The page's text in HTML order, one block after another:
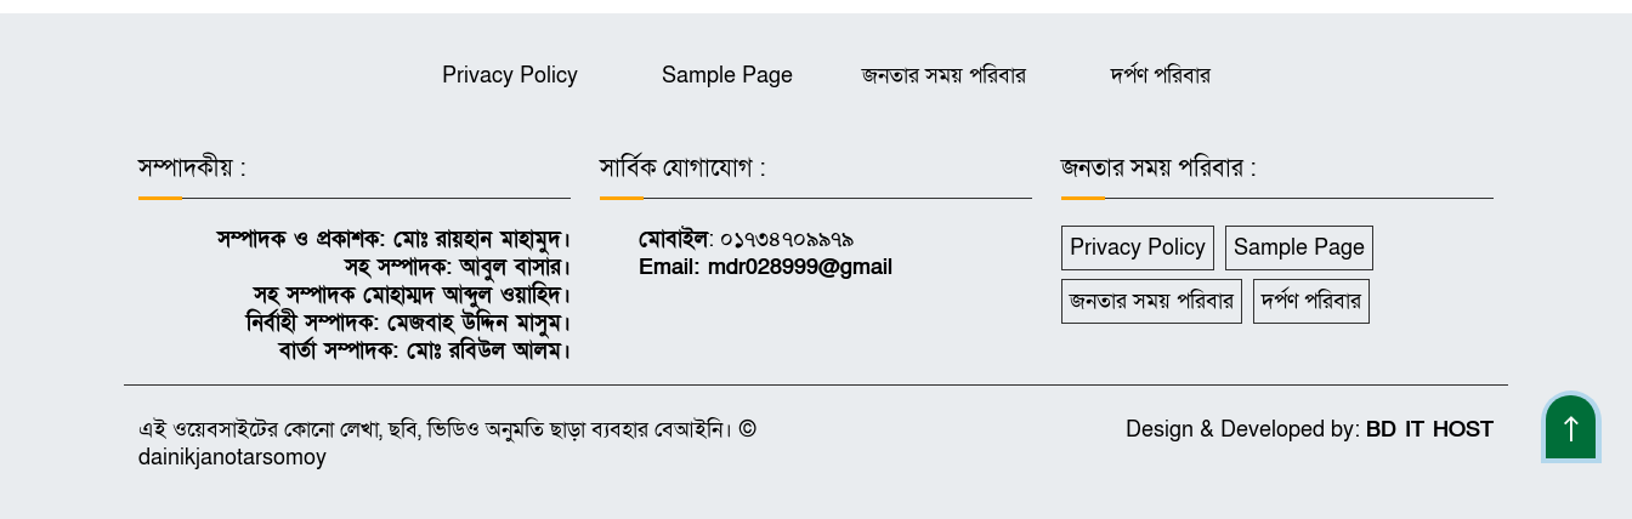
Privacy Policy Sample Page জনতার সময় পরিবার দর্পণ পরিবার
সম্পাদকীয় :
সম্পাদক ও প্রকাশক: মোঃ রায়হান মাহামুদ।
সহ সম্পাদক: আবুল বাসার।
সহ সম্পাদক মোহাম্মদ আব্দুল ওয়াহিদ।
নির্বাহী সম্পাদক: মেজবাহ উদ্দিন মাসুম।
বার্তা সম্পাদক: মোঃ রবিউল আলম।
সার্বিক যোগাযোগ :
মোবাইল: ০১৭৩৪৭০৯৯৭৯
Email: mdr028999@gmail
জনতার সময় পরিবার :
Privacy Policy
Sample Page
জনতার সময় পরিবার
দর্পণ পরিবার
এই ওয়েবসাইটের কোনো লেখা, ছবি, ভিডিও অনুমতি ছাড়া ব্যবহার বেআইনি। ©
dainikjanotarsomoy
Design & Developed by: BD IT HOST